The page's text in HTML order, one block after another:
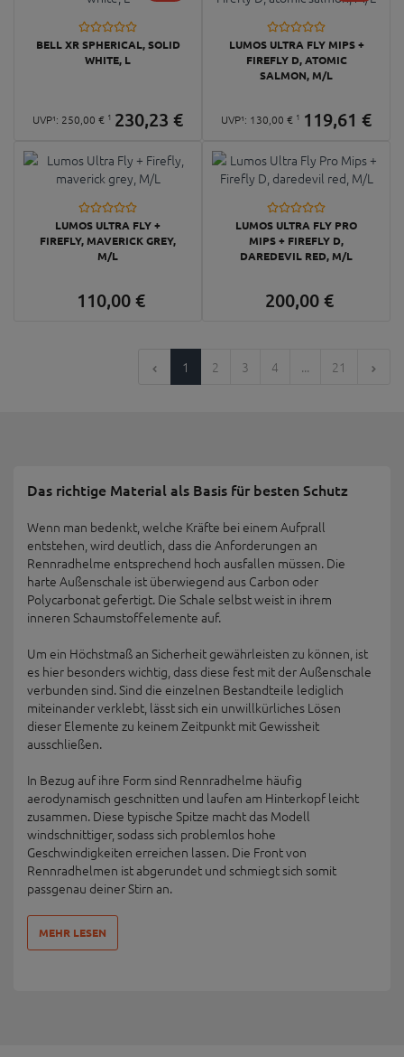
BELL XR SPHERICAL, SOLID
WHITE, L
UVP¹: 250, 00 € 1 230,23 €
LUMOS ULTRA FLY MIPS +
FIREFLY D, ATOMIC
SALMON, M/L
UVP¹: 130, 00 € 1 119,61 €
LUMOS ULTRA FLY +
FIREFLY, MAVERICK GREY,
M/L
110,00 €
LUMOS ULTRA FLY PRO
MIPS + FIREFLY D,
DAREDEVIL RED, M/L
200,00 €
1 2 3 4 ... 21
Das richtige Material als Basis für besten Schutz
Wenn man bedenkt, welche Kräfte bei einem Aufprall
entstehen, wird deutlich, dass die Anforderungen an
Rennradhelme entsprechend hoch ausfallen müssen. Die
harte Außenschale ist überwiegend aus Carbon oder
Polycarbonat gefertigt. Die Schale selbst weist in ihrem
inneren Schaumstoffelemente auf.
Um ein Höchstmaß an Sicherheit gewährleisten zu können, ist
es hier besonders wichtig, dass diese fest mit der Außenschale
verbunden sind. Sind die einzelnen Bestandteile lediglich
miteinander verklebt, lässt sich ein unwillkürliches Lösen
dieser Elemente zu keinem Zeitpunkt mit Gewissheit
ausschließen.
In Bezug auf ihre Form sind Rennradhelme häufig
aerodynamisch geschnitten und laufen am Hinterkopf leicht
zusammen. Diese typische Spitze macht das Modell
windschnittiger, sodass sich problemlos hohe
Geschwindigkeiten erreichen lassen. Die Front von
Rennradhelmen ist abgerundet und schmiegt sich somit
passgenau deiner Stirn an.
MEHR LESEN